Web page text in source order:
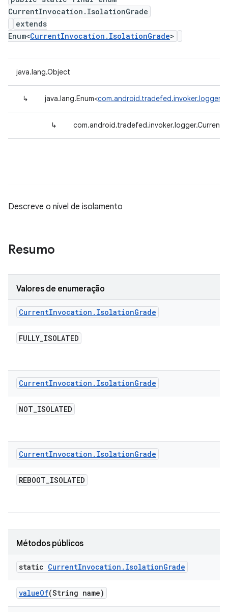
CurrentInvocation.IsolationGrade
extends
Enum<CurrentInvocation.IsolationGrade>
java.lang.Object
↳ java.lang.Enum<
↳
Descreve o nível de isolamento
Resumo
Valores de enumeração
CurrentInvocation . IsolationGrade
FULLY_ISOLATED
CurrentInvocation . IsolationGrade
NOT_ISOLATED
CurrentInvocation . IsolationGrade
REBOOT_ISOLATED
Métodos públicos
static CurrentInvocation . IsolationGrade
valueOf(String name)